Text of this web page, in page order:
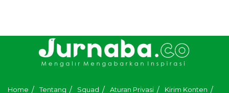
Home Tentang Squad Aturan Privasi Kirim Konten